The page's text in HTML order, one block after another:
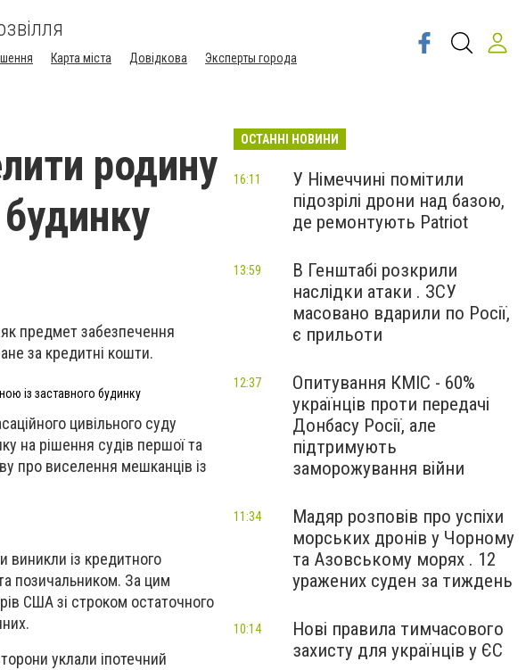
Карта міста Довідкова Эксперты города
родину
предмет забезпечення
за кредитні кошти.
із заставного будинку
цивільного суду
на рішення судів першої та
про виселення мешканців із
виникли із кредитного
позичальником. За цим
США зі строком остаточного
уклали іпотечний
ОСТАННІ НОВИНИ
У Німеччині помітили
підозрілі дрони над базою,
де ремонтують Patriot
16:11
В Генштабі розкрили
наслідки атаки . ЗСУ
масовано вдарили по Росії,
є прильоти
13:59
Опитування КМІС - 60%
українців проти передачі
Донбасу Росії, але
підтримують
заморожування війни
12:37
Мадяр розповів про успіхи
морських дронів у Чорному
та Азовському морях . 12
уражених суден за тиждень
11:34
Нові правила тимчасового
захисту для українців у ЄС
10:14